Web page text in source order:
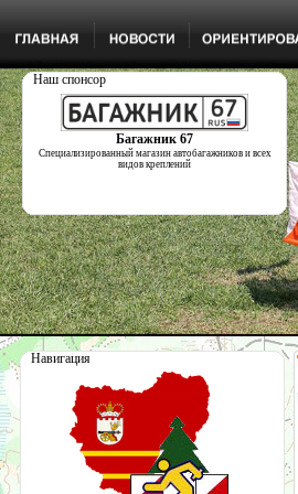
Наш спонсор
Багажник 67
Специализированный магазин автобагажников и всех
видов креплений
Навигация